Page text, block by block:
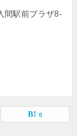
間駅前プラザ8-
0